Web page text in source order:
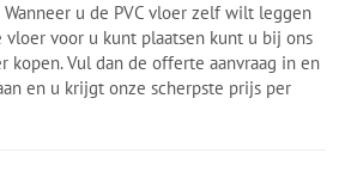
u de PVC vloer zelf wilt leggen
voor u kunt plaatsen kunt u bij ons
kopen. Vul dan de offerte aanvraag in en
en u krijgt onze scherpste prijs per